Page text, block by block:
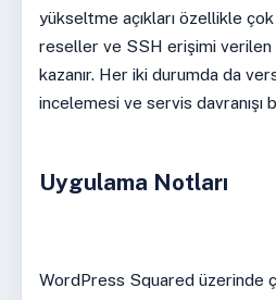
yükseltme açıkları özellikle çok
reseller ve SSH erişimi verilen
kazanır. Her iki durumda da
incelemesi ve servis davranışı
Uygulama Notları
WordPress Squared üzerinde